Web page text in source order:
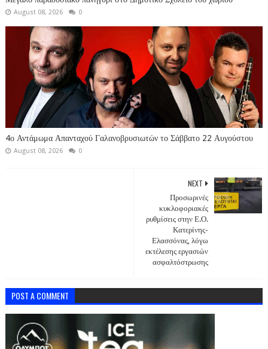
August 08, 2026 0
4ο Αντάμωμα Απανταχού Γαλανοβρυσιωτών το Σάββατο 22 Αυγούστου
August 08, 2026 0
NEXT
Προσωρινές
κυκλοφοριακές
ρυθμίσεις στην Ε.Ο.
Κατερίνης-
Ελασσόνας, λόγω
εκτέλεσης εργασιών
ασφαλτόστρωσης
POST A COMMENT